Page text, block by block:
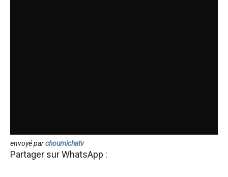
envoyé parchoumichatv
Partager sur WhatsApp :